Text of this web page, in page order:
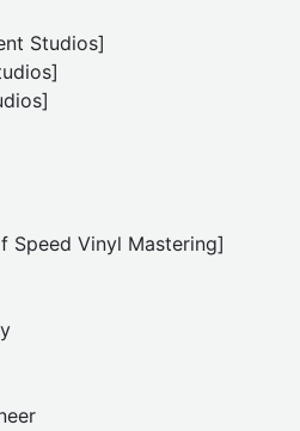
Studios]
Speed Vinyl Mastering]